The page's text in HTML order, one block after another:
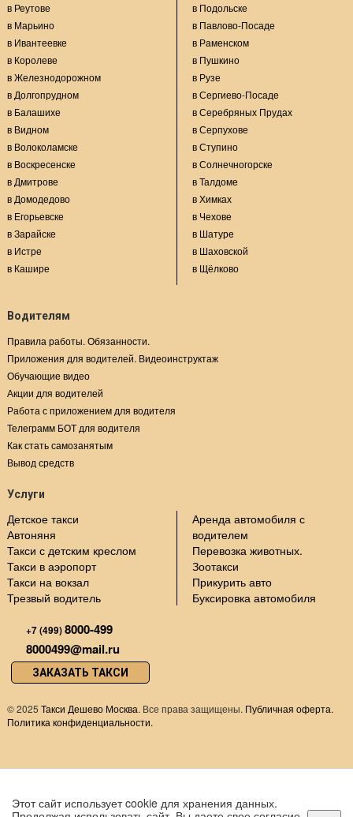
в Реутове
в Марьино
в Ивантеевке
в Королеве
в Железнодорожном
в Долгопрудном
в Балашихе
в Видном
в Волоколамске
в Воскресенске
в Дмитрове
в Домодедово
в Егорьевске
в Зарайске
в Истре
в Кашире
в Подольске
в Павлово-Посаде
в Раменском
в Пушкино
в Рузе
в Сергиево-Посаде
в Серебряных Прудах
в Серпухове
в Ступино
в Солнечногорске
в Талдоме
в Химках
в Чехове
в Шатуре
в Шаховской
в Щёлково
Водителям
Правила работы. Обязанности.
Приложения для водителей. Видеоинструктаж
Обучающие видео
Акции для водителей
Работа с приложением для водителя
Телеграмм БОТ для водителя
Как стать самозанятым
Вывод средств
Услуги
Детское такси
Автоняня
Такси с детским креслом
Такси в аэропорт
Такси на вокзал
Трезвый водитель
Аренда автомобиля с
водителем
Перевозка животных.
Зоотакси
Прикурить авто
Буксировка автомобиля
+7 (499)8000-499
8000499@mail.ru
ЗАКАЗАТЬ ТАКСИ
©2025 Такси Дешево Москва. Все права защищены. Публичная оферта.
Политика конфиденциальности.
Этот сайт использует cookie для хранения данных.